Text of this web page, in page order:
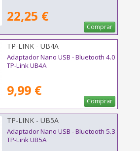
22,25 €
Comprar
TP-LINK - UB4A
Adaptador Nano USB - Bluetooth 4.0
TP-Link UB4A
9,99 €
Comprar
TP-LINK - UB5A
Adaptador Nano USB - Bluetooth 5.3
TP-Link UB5A